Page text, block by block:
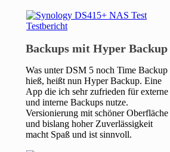
Backups mit Hyper Backup
Was unter DSM 5 noch Time Backup
hieß, heißt nun Hyper Backup. Eine
App die ich sehr zufrieden für externe
und interne Backups nutze.
Versionierung mit schöner Oberfläche
und bislang hoher Zuverlässigkeit
macht Spaß und ist sinnvoll.